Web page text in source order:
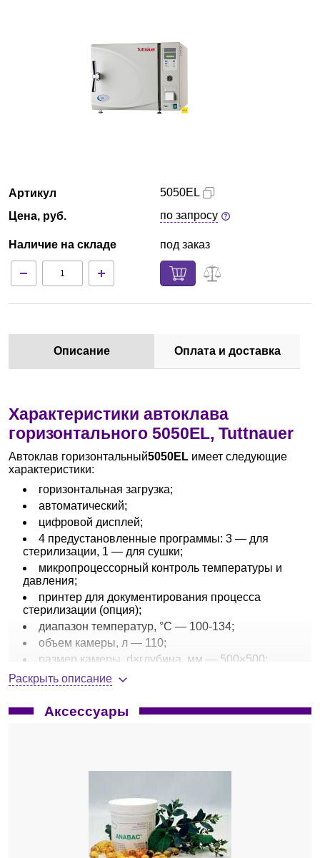
Партнеры
Доставка и оплата
Контакты
Артикул
Цена, руб.
Наличие на складе
5050EL
по запросу
под заказ
Описание Оплата и доставка
Характеристики автоклава
горизонтального 5050ЕL, Tuttnauer
Автоклав горизонтальный5050ЕL имеет следующие
характеристики:
горизонтальная загрузка;
автоматический;
цифровой дисплей;
4 предустановленные программы: 3 — для
стерилизации, 1 — для сушки;
микропроцессорный контроль температуры и
давления;
принтер для документирования процесса
стерилизации (опция);
диапазон температур, °C — 100-134;
объем камеры, л — 110;
размер камеры, d×глубина, мм — 500×500;
макс. вместимость (количество колб×объем
колб) — 2×5000;
мощность, кВт — 4,0;
габариты Ш×Г×В, мм — 880×767×700;
парогенератор;
вакуумная помпа;
Раскрыть описание
Аксессуары